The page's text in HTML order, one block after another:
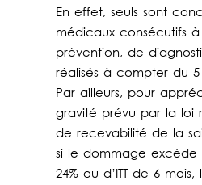
En effet, seuls sont
médicaux consécutifs
prévention, de
réalisés à compter du 5
Par ailleurs, pour
gravité prévu par la loi
de recevabilité de la
si le dommage excède
24% ou d’ITT de 6